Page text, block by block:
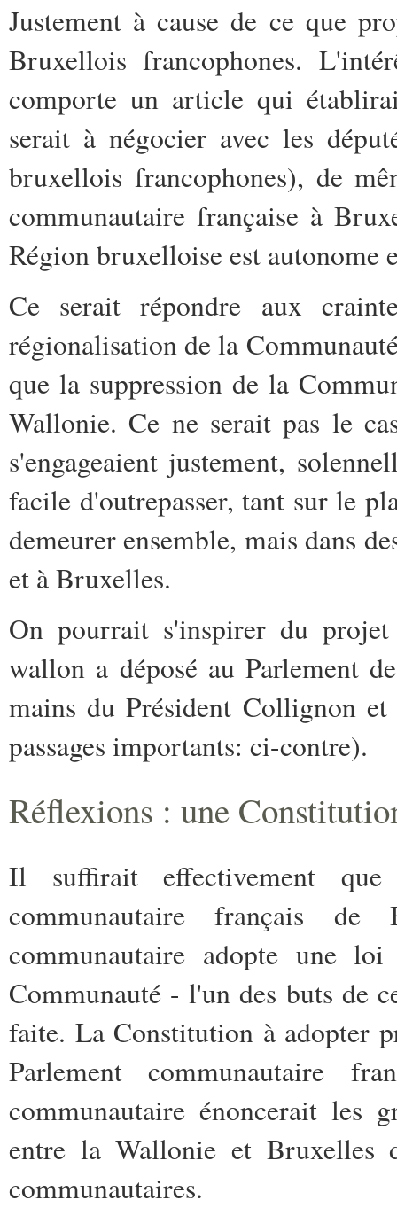
Justement à cause de ce que
Bruxellois francophones.
comporte un article qui
serait à négocier avec les
bruxellois francophones), de
communautaire française à
Région bruxelloise est autonome
Ce serait répondre aux
régionalisation de la
que la suppression de la
Wallonie. Ce ne serait pas le
s'engageaient justement,
facile d'outrepasser, tant sur le
demeurer ensemble, mais dans
et à Bruxelles.
On pourrait s'inspirer du
wallon a déposé au Parlement
mains du Président Collignon
passages importants: ci-contre).
Réflexions : une
Il suffirait effectivement
communautaire français
communautaire adopte une
Communauté - l'un des buts de
faite. La Constitution à adopter
Parlement communautaire
communautaire énoncerait les
entre la Wallonie et Bruxelles
communautaires.